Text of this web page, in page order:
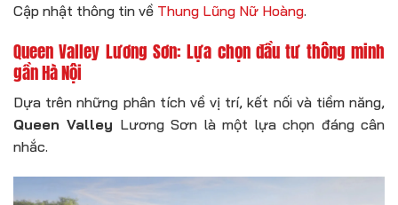
Cập nhật thông tin về Thung Lũng Nữ Hoàng.
Queen Valley Lương Sơn: Lựa chọn đầu tư thông minh
gần Hà Nội
Dựa trên những phân tích về vị trí, kết nối và tiềm năng,
Queen Valley Lương Sơn là một lựa chọn đáng cân
nhắc.